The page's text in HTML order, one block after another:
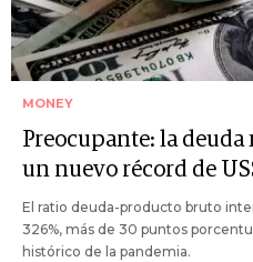
MONEY
Preocupante: la
un nuevo récord de
El ratio deuda-producto bruto
326%, más de 30 puntos
histórico de la pandemia.